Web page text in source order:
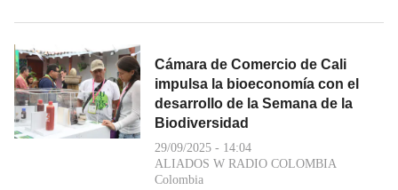
Cámara de Comercio de Cali
impulsa la bioeconomía con el
desarrollo de la Semana de la
Biodiversidad
29/09/2025 - 14:04
ALIADOS W RADIO COLOMBIA
Colombia